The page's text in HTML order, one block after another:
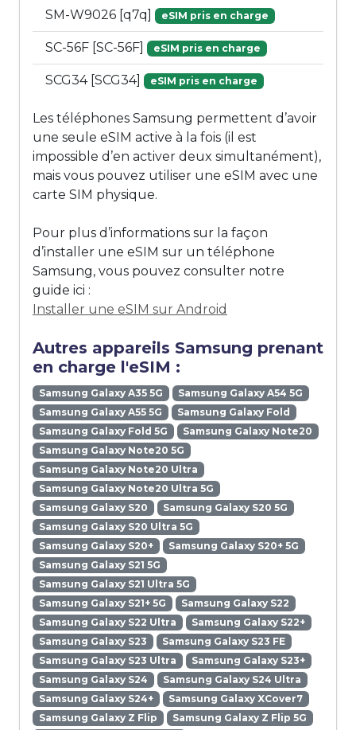
SM-W9026 [q7q] eSIM pris en charge
SC-56F [SC-56F] eSIM pris en charge
SCG34 [SCG34] eSIM pris en charge
Les téléphones Samsung permettent d’avoir
une seule eSIM active à la fois (il est
impossible d’en activer deux simultanément),
mais vous pouvez utiliser une eSIM avec une
carte SIM physique.
Pour plus d’informations sur la façon
d’installer une eSIM sur un téléphone
Samsung, vous pouvez consulter notre
guide ici :
Installer une eSIM sur Android
Autres appareils Samsung prenant
en charge l'eSIM :
Samsung Galaxy A35 5G
Samsung Galaxy A54 5G
Samsung Galaxy A55 5G
Samsung Galaxy Fold
Samsung Galaxy Fold 5G
Samsung Galaxy Note20
Samsung Galaxy Note20 5G
Samsung Galaxy Note20 Ultra
Samsung Galaxy Note20 Ultra 5G
Samsung Galaxy S20
Samsung Galaxy S20 5G
Samsung Galaxy S20 Ultra 5G
Samsung Galaxy S20+
Samsung Galaxy S20+ 5G
Samsung Galaxy S21 5G
Samsung Galaxy S21 Ultra 5G
Samsung Galaxy S21+ 5G
Samsung Galaxy S22
Samsung Galaxy S22 Ultra
Samsung Galaxy S22+
Samsung Galaxy S23
Samsung Galaxy S23 FE
Samsung Galaxy S23 Ultra
Samsung Galaxy S23+
Samsung Galaxy S24
Samsung Galaxy S24 Ultra
Samsung Galaxy S24+
Samsung Galaxy XCover7
Samsung Galaxy Z Flip
Samsung Galaxy Z Flip 5G